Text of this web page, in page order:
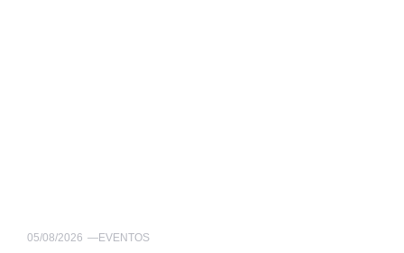
05/08/2026 —EVENTOS